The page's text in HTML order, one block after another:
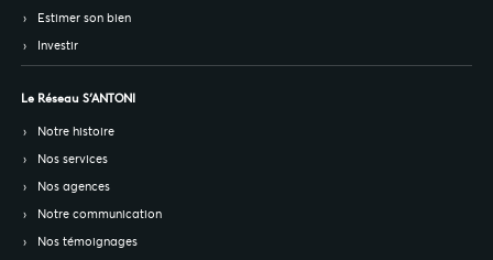
Estimer son bien
Investir
Le Réseau S’ANTONI
Notre histoire
Nos services
Nos agences
Notre communication
Nos témoignages